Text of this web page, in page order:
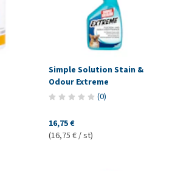
Simple Solution Stain &
Odour Extreme
(0)
16,75 €
(16,75 € / st)